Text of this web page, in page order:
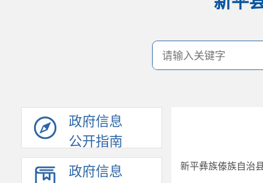
政府信息
公开指南
政府信息
新平彝族傣族自治